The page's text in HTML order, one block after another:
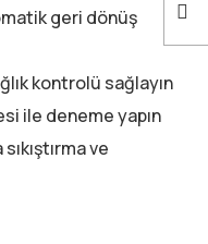
geri dönüş
kontrolü sağlayın
ile deneme yapın
ve